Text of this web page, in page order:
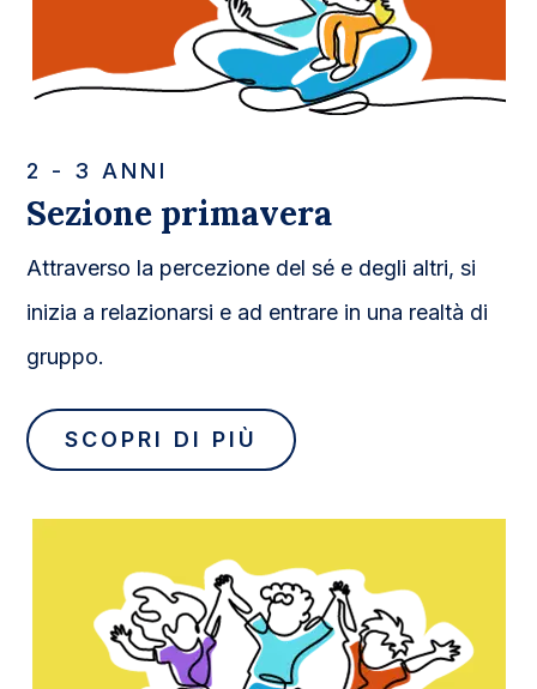
2 - 3 ANNI
Sezione primavera
Attraverso la percezione del sé e degli altri, si
inizia a relazionarsi e ad entrare in una realtà di
gruppo.
SCOPRI DI PIÙ